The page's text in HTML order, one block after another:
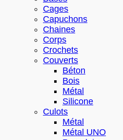
Cages
Capuchons
Chaines
Corps
Crochets
Couverts
Béton
Bois
Métal
Silicone
Culots
Métal
Métal UNO